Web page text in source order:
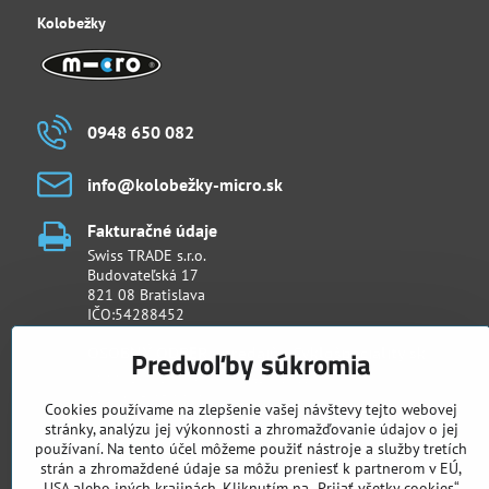
Kolobežky
0948 650 082
info​@kolobežky-micro​.sk
Fakturačné údaje
Swiss TRADE s.r.o.
Budovateľská 17
821 08 Bratislava
IČO:54288452
OSOBNÝ ODBER - predajňa Cyklošpeciality​.sk
Račianska 26/D (Urban Residence)
Otváracie hodiny
Po - Pia: 11:00 - 18:00
Predvoľby súkromia
Cookies používame na zlepšenie vašej návštevy tejto webovej
stránky, analýzu jej výkonnosti a zhromažďovanie údajov o jej
používaní. Na tento účel môžeme použiť nástroje a služby tretích
strán a zhromaždené údaje sa môžu preniesť k partnerom v EÚ,